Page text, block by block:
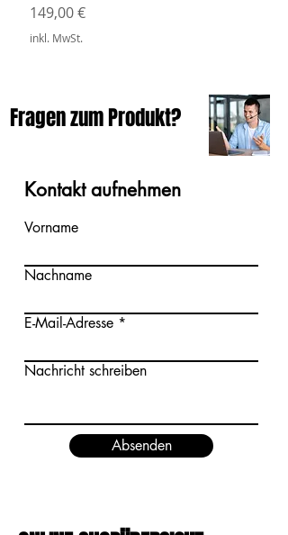
Preis
149,00 €
inkl. MwSt.
Fragen zum Produkt?
Kontakt aufnehmen
Vorname
Nachname
E-Mail-Adresse
Nachricht schreiben
Absenden